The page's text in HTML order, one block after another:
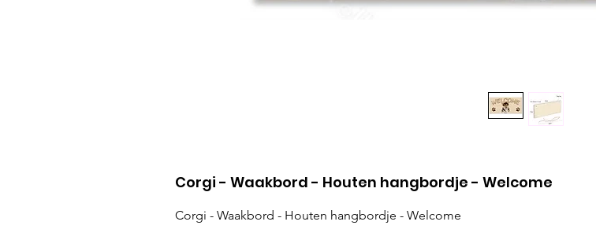
Corgi - Waakbord - Houten hangbordje - Welcome
Corgi - Waakbord - Houten hangbordje - Welcome